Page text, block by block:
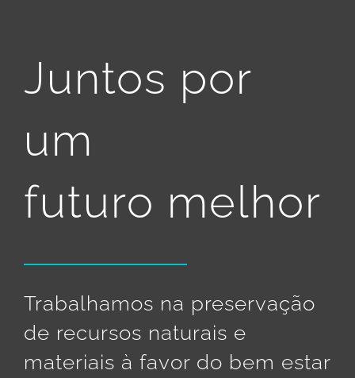
Juntos por
um
futuro melhor
Trabalhamos na preservação
de recursos naturais e
materiais à favor do bem estar